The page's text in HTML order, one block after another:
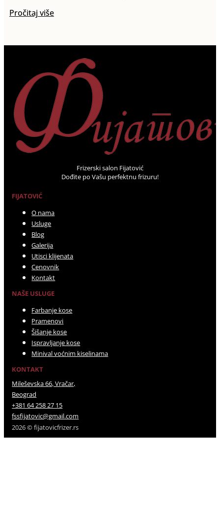
Pročitaj više
Frizerski salon Fijatović
Dođite po Vašu perfektnu frizuru!
FIJATOVIĆ
O nama
Usluge
Blog
Galerija
Utisci klijenata
Cenovnik
Kontakt
NAŠE USLUGE
Farbanje kose
Pramenovi
Šišanje kose
Ispravljanje kose
Minival voćnim kiselinama
KONTAKT
Mileševska 66, Vračar,
Beograd
+381 64 258 27 15
fssfijatovic@gmail.com
2026 © fijatovicfrizer.rs